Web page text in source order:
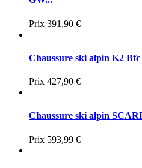
Prix 391,90 €
Chaussure ski alpin K2
Prix 427,90 €
Chaussure ski alpin
Prix 593,99 €